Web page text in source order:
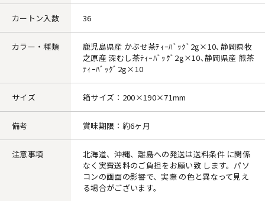
カートン入数 36
カラー・種類
鹿児島県産 かぶせ茶ﾃｨｰﾊﾞｯｸﾞ2g×10､静岡県牧
之原産 深むし茶ﾃｨｰﾊﾞｯｸﾞ2g×10､静岡県産 煎茶
ﾃｨｰﾊﾞｯｸﾞ2g×10
サイズ 箱サイズ：200×190×71mm
備考 賞味期限：約6ヶ月
注意事項
北海道、沖縄、離島への発送は送料条件 に関係
なく実費送料のご負担をお願い致 します。パソ
コンの画面の影響で、実際 の色と異なって見え
る場合がございます。